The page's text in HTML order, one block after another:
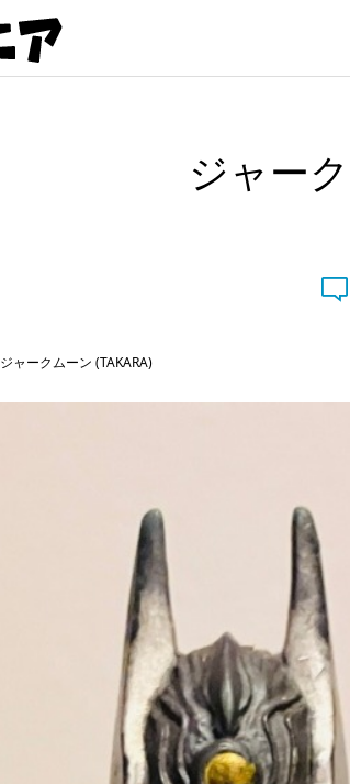
ジャー
ジャークムーン (TAKARA)